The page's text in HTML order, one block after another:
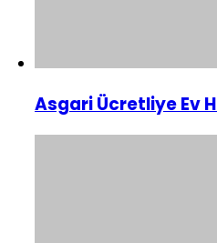
Asgari Ücretliye Ev